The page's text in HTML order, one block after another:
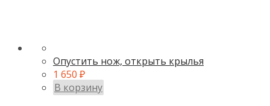
Опустить нож, открыть крылья
1 650 ₽
В корзину